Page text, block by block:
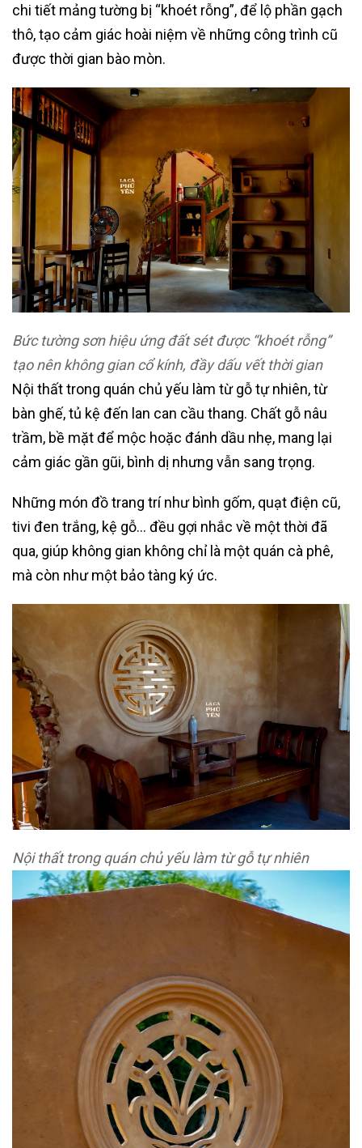
chi tiết mảng tường bị “khoét rỗng”, để lộ phần gạch
thô, tạo cảm giác hoài niệm về những công trình cũ
được thời gian bào mòn.
Bức tường sơn hiệu ứng đất sét được “khoét rỗng”
tạo nên không gian cổ kính, đầy dấu vết thời gian
Nội thất trong quán chủ yếu làm từ gỗ tự nhiên, từ
bàn ghế, tủ kệ đến lan can cầu thang. Chất gỗ nâu
trầm, bề mặt để mộc hoặc đánh dầu nhẹ, mang lại
cảm giác gần gũi, bình dị nhưng vẫn sang trọng.
Những món đồ trang trí như bình gốm, quạt điện cũ,
tivi đen trắng, kệ gỗ… đều gợi nhắc về một thời đã
qua, giúp không gian không chỉ là một quán cà phê,
mà còn như một bảo tàng ký ức.
Nội thất trong quán chủ yếu làm từ gỗ tự nhiên